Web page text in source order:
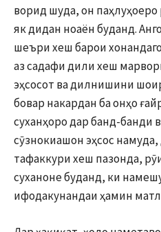
ворид шуда, он
як дидан ноаён буданд.
шеъри хеш барои
аз садафи дили хеш
эҳсосот ва дилнишини
бовар накардан ба онҳо
суханҳоро дар банд-банди
сӯзнокиашон эҳсос
тафаккури хеш пазонда,
суханоне буданд, ки
ифодакунандаи ҳамин